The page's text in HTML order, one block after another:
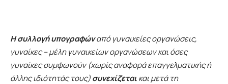
Η συλλογή υπογραφώναπό γυναικείες οργανώσεις,
γυναίκες – μέλη γυναικείων οργανώσεων και όσες
γυναίκες συμφωνούν (χωρίς αναφορά επαγγελματικής ή
άλλης ιδιότητάς τους)συνεχίζεταικαι μετά τη